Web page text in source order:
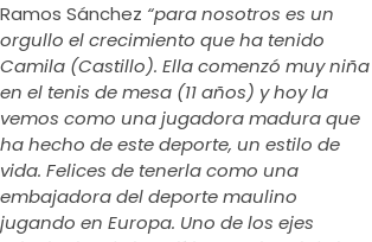
Ramos Sánchez “para nosotros es un
orgullo el crecimiento que ha tenido
Camila (Castillo). Ella comenzó muy niña
en el tenis de mesa (11 años) y hoy la
vemos como una jugadora madura que
ha hecho de este deporte, un estilo de
vida. Felices de tenerla como una
embajadora del deporte maulino
jugando en Europa. Uno de los ejes